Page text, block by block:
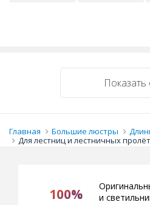
Главная Большие люстры
Для лестниц и лестничных
100%
и